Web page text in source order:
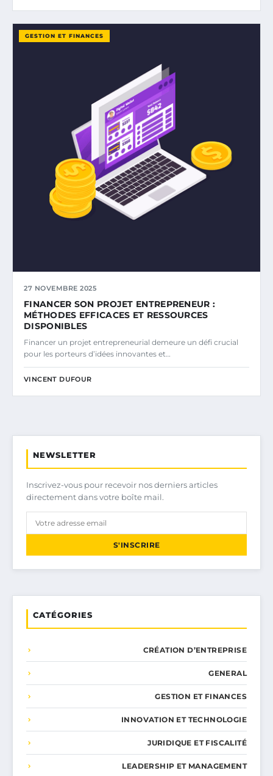
GESTION ET FINANCES
27 NOVEMBRE 2025
FINANCER SON PROJET ENTREPRENEUR :
MÉTHODES EFFICACES ET RESSOURCES
DISPONIBLES
Financer un projet entrepreneurial demeure un défi crucial
pour les porteurs d’idées innovantes et…
VINCENT DUFOUR
NEWSLETTER
Inscrivez-vous pour recevoir nos derniers articles
directement dans votre boîte mail.
S'INSCRIRE
CATÉGORIES
CRÉATION D’ENTREPRISE
GENERAL
GESTION ET FINANCES
INNOVATION ET TECHNOLOGIE
JURIDIQUE ET FISCALITÉ
LEADERSHIP ET MANAGEMENT